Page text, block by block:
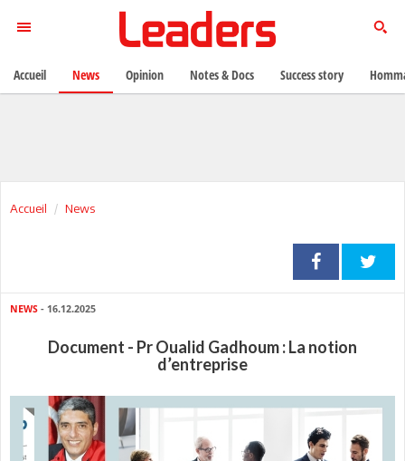
Accueil News
NEWS - 16.12.2025
Document - Pr Oualid Gadhoum : La notion
d’entreprise
Accueil News Opinion Notes & Docs Success story